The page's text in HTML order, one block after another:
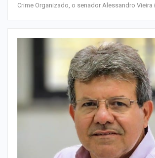
Crime Organizado, o senador Alessandro Vieira